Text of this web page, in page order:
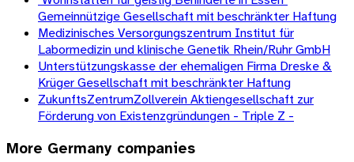
Gemeinnützige Gesellschaft mit beschränkter Haftung
Medizinisches Versorgungszentrum Institut für
Labormedizin und klinische Genetik Rhein/Ruhr GmbH
Unterstützungskasse der ehemaligen Firma Dreske &
Krüger Gesellschaft mit beschränkter Haftung
ZukunftsZentrumZollverein Aktiengesellschaft zur
Förderung von Existenzgründungen - Triple Z -
More Germany companies